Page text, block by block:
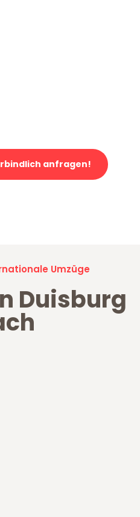
anfragen!
Umzüge
Duisburg